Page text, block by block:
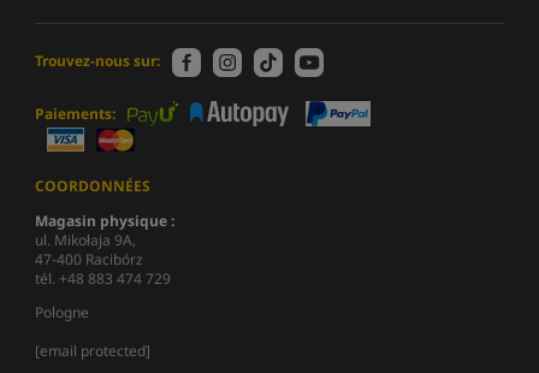
Trouvez-nous sur:
Paiements:
COORDONNÉES
Magasin physique :
ul. Mikołaja 9A,
47-400 Racibórz
tél. +48 883 474 729
Pologne
[email protected]